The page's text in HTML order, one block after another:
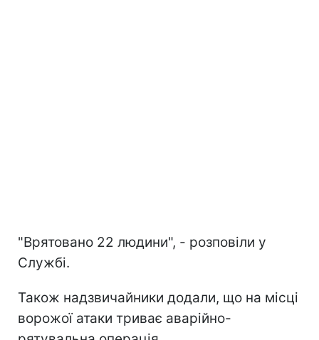
"Врятовано 22 людини", - розповіли у
Службі.
Також надзвичайники додали, що на місці
ворожої атаки триває аварійно-